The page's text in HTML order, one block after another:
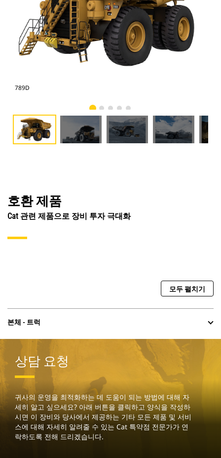
789D
호환 제품
Cat 관련 제품으로 장비 투자 극대화
모두 펼치기
본체 - 트럭
상담 요청
귀사의 운영을 최적화하는 데 도움이 되는 방법에 대해 자
세히 알고 싶으세요? 아래 버튼을 클릭하고 양식을 작성하
시면 이 장비와 당사에서 제공하는 기타 모든 제품 및 서비
스에 대해 자세히 알려줄 수 있는 Cat 특약점 전문가가 연
락하도록 전해 드리겠습니다.